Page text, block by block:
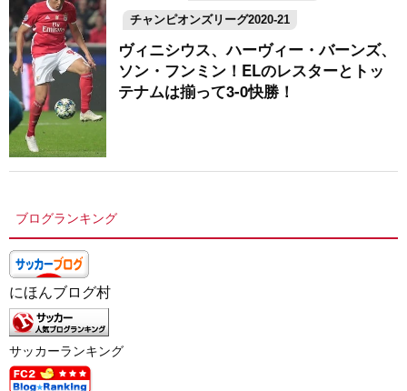
チャンピオンズリーグ2020-21
ヴィニシウス、ハーヴィー・バーンズ、
ソン・フンミン！ELのレスターとトッ
テナムは揃って3-0快勝！
ブログランキング
にほんブログ村
サッカーランキング